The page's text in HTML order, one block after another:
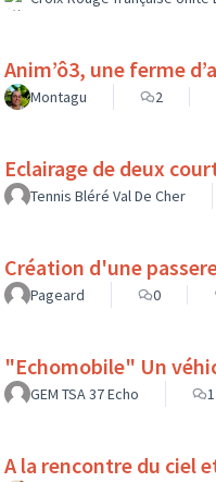
Anim’ô3, une ferme
Montagu 2
Eclairage de deux
Tennis Bléré Val De Cher
Création d'une
Pageard 0
"Echomobile" Un
GEM TSA 37 Echo 1